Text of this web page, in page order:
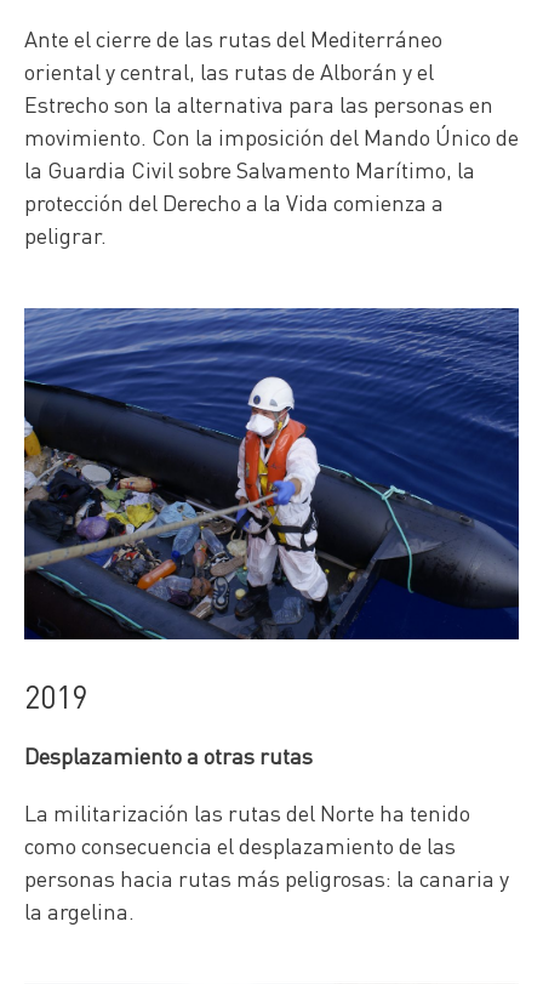
Ante el cierre de las rutas del Mediterráneo
oriental y central, las rutas de Alborán y el
Estrecho son la alternativa para las personas en
movimiento. Con la imposición del Mando Único de
la Guardia Civil sobre Salvamento Marítimo, la
protección del Derecho a la Vida comienza a
peligrar.
2019
Desplazamiento a otras rutas
La militarización las rutas del Norte ha tenido
como consecuencia el desplazamiento de las
personas hacia rutas más peligrosas: la canaria y
la argelina.